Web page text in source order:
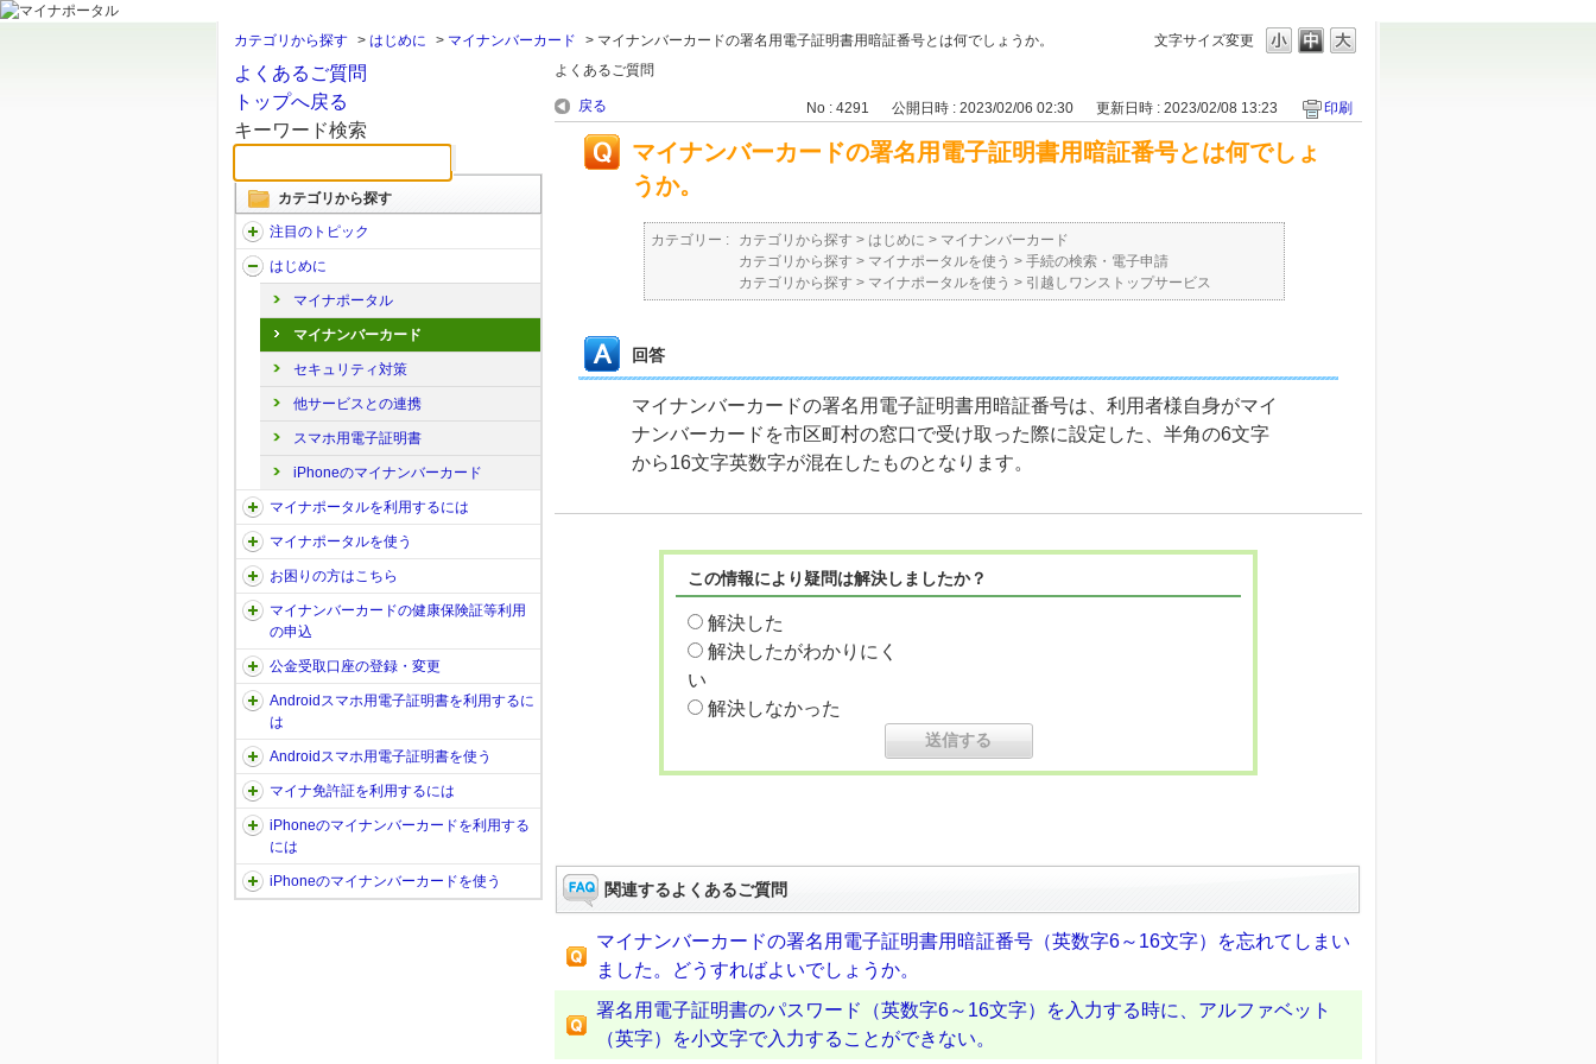
文字サイズ変更
カテゴリから探す > はじめに > マイナンバーカード > マイナンバーカードの署名用電子証明書用暗証番号とは何でしょうか。
よくあるご質問
トップへ戻る
キーワード検索
カテゴリから探す
注目のトピック
はじめに
マイナポータル
マイナンバーカード
セキュリティ対策
他サービスとの連携
スマホ用電子証明書
iPhoneのマイナンバーカード
マイナポータルを利用するには
マイナポータルを使う
お困りの方はこちら
マイナンバーカードの健康保険証等利用
の申込
公金受取口座の登録・変更
Androidスマホ用電子証明書を利用するに
は
Androidスマホ用電子証明書を使う
マイナ免許証を利用するには
iPhoneのマイナンバーカードを利用する
には
iPhoneのマイナンバーカードを使う
よくあるご質問
戻る No : 4291 公開日時 : 2023/02/06 02:30 更新日時 : 2023/02/08 13:23 印刷
マイナンバーカードの署名用電子証明書用暗証番号とは何でしょ
うか。
カテゴリー : カテゴリから探す > はじめに > マイナンバーカード
カテゴリから探す > マイナポータルを使う > 手続の検索・電子申請
カテゴリから探す > マイナポータルを使う > 引越しワンストップサービス
回答
マイナンバーカードの署名用電子証明書用暗証番号は、利用者様自身がマイ
ナンバーカードを市区町村の窓口で受け取った際に設定した、半角の6文字
から16文字英数字が混在したものとなります。
この情報により疑問は解決しましたか？
解決した
解決したがわかりにく
い
解決しなかった
関連するよくあるご質問
マイナンバーカードの署名用電子証明書用暗証番号（英数字6～16文字）を忘れてしまい
ました。どうすればよいでしょうか。
署名用電子証明書のパスワード（英数字6～16文字）を入力する時に、アルファベット
（英字）を小文字で入力することができない。